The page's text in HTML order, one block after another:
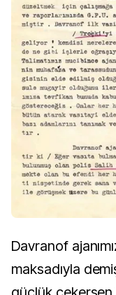
Davranof
maksadıyla